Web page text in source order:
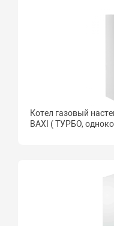
Котел газовый
BAXI ( ТУРБО,